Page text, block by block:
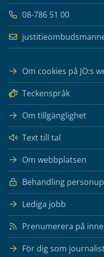
08-786 51 00
Om cookies på JO:s
Teckenspråk
Om tillgänglighet
Text till tal
Om webbplatsen
Behandling
Lediga jobb
Prenumerera på
För dig som